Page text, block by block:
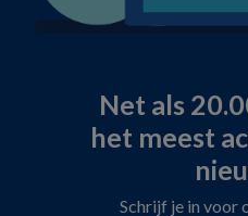
Net als
het meest
Schrijf je in voor